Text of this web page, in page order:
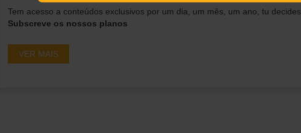
Tem acesso a conteúdos exclusivos por um dia, um mês, um ano, tu decides.
Subscreve os nossos planos
VER MAIS